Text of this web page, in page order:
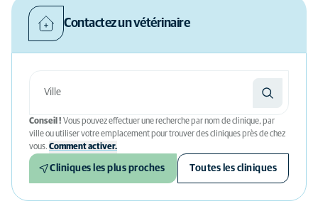
Contactez un vétérinaire
Conseil ! Vous pouvez effectuer une recherche par nom de clinique, par
ville ou utiliser votre emplacement pour trouver des cliniques près de chez
vous. Comment activer.
Cliniques les plus proches Toutes les cliniques